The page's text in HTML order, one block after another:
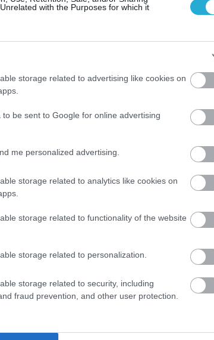
with the Purposes for which it
storage related to advertising like cookies on
be sent to Google for online advertising
me personalized advertising.
storage related to analytics like cookies on
storage related to functionality of the website
storage related to personalization.
storage related to security, including
fraud prevention, and other user protection.
τα 3 Ανατροπή δεδομένων
στα εμβόλια mRNA: Οι
πεθαίνουν πλέον στις
ΗΠΑ από COVID-19